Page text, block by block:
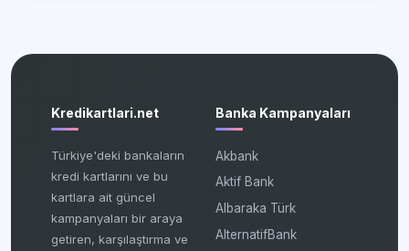
Kredikartlari.net
Türkiye'deki bankaların
kredi kartlarını ve bu
kartlara ait güncel
kampanyaları bir araya
getiren, karşılaştırma ve
Banka Kampanyaları
Akbank
Aktif Bank
Albaraka Türk
AlternatifBank